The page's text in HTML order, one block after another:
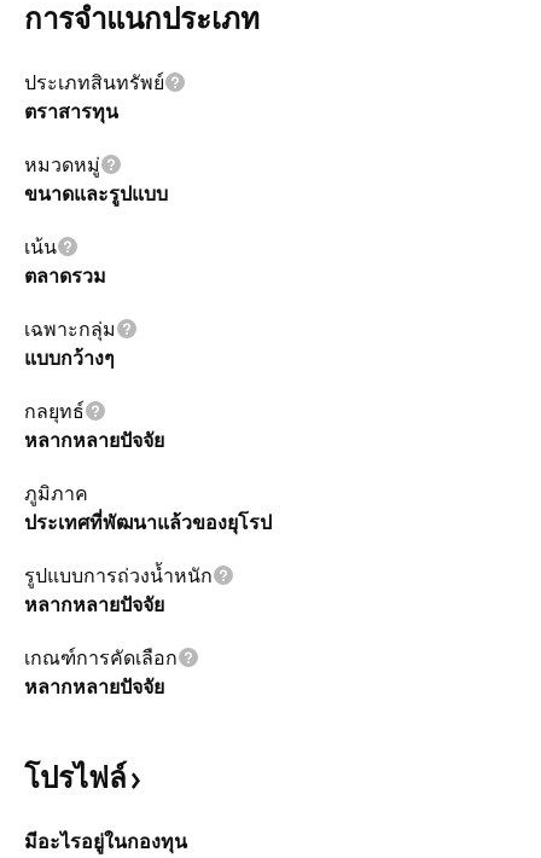
การจำแนกประเภท
ประเภทสินทรัพย์
ตราสารทุน
หมวดหมู่
ขนาดและรูปแบบ
เน้น
ตลาดรวม
เฉพาะกลุ่ม
แบบกว้างๆ
กลยุทธ์
หลากหลายปัจจัย
ภูมิภาค
ประเทศที่พัฒนาแล้วของยุโรป
รูปแบบการถ่วงน้ำหนัก
หลากหลายปัจจัย
เกณฑ์การคัดเลือก
หลากหลายปัจจัย
โปรไฟล์
มีอะไรอยู่ในกองทุน